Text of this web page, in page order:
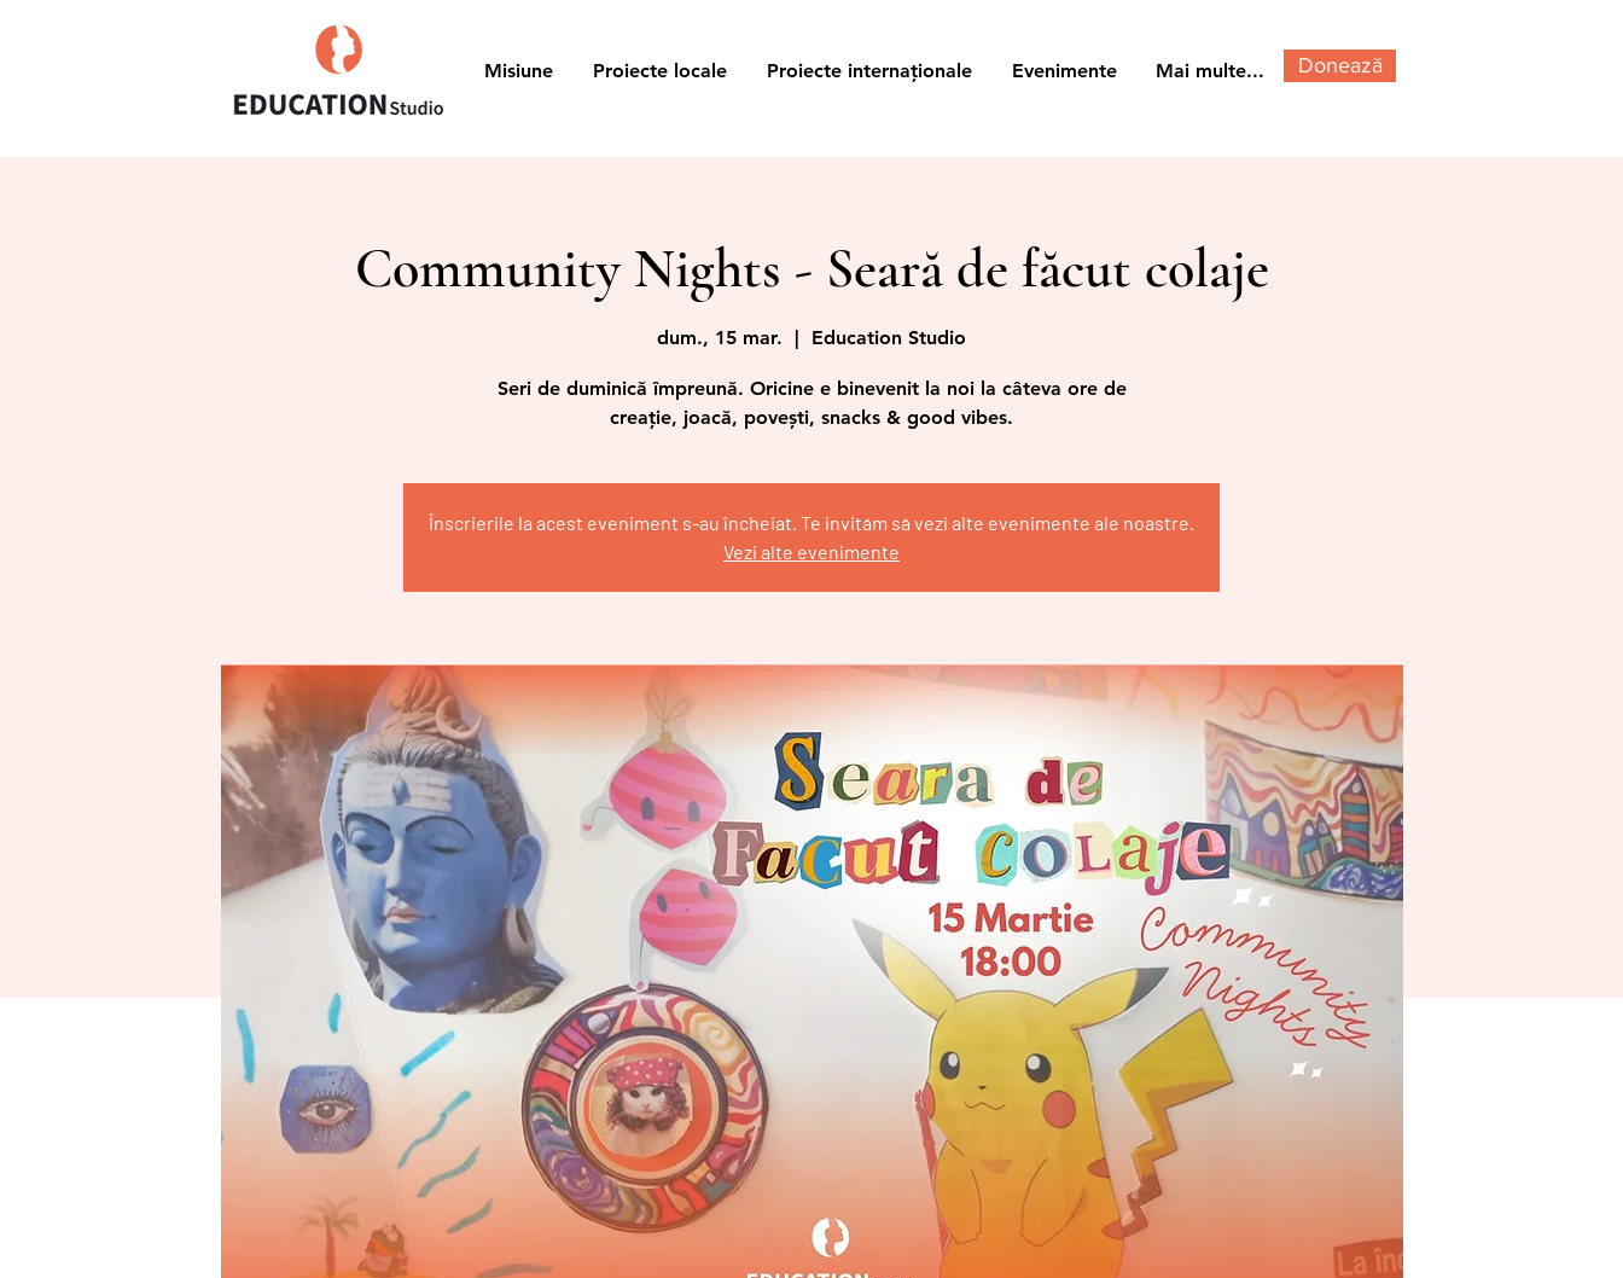
Misiune Proiecte locale Proiecte internaționale Evenimente Mai multe... Donează
Community Nights - Seară de făcut colaje
dum., 15 mar. Education Studio
Seri de duminică împreună. Oricine e binevenit la noi la câteva ore de
creație, joacă, povești, snacks & good vibes.
Înscrierile la acest eveniment s-au încheiat. Te invităm să vezi alte evenimente ale noastre.
Vezi alte evenimente